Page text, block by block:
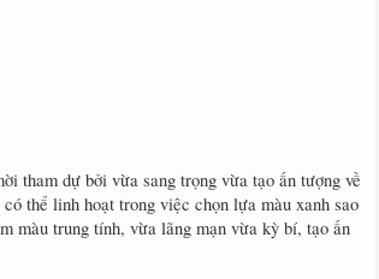
tham dự bởi vừa sang trọng vừa tạo ấn tượng về
thể linh hoạt trong việc chọn lựa màu xanh sao
màu trung tính, vừa lãng mạn vừa kỳ bí, tạo ấn